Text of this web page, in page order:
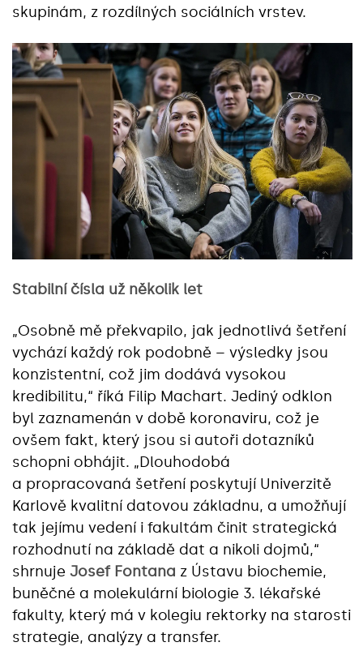
skupinám, z rozdílných sociálních vrstev.
Stabilní čísla už několik let
„Osobně mě překvapilo, jak jednotlivá šetření
vychází každý rok podobně – výsledky jsou
konzistentní, což jim dodává vysokou
kredibilitu,“ říká Filip Machart. Jediný odklon
byl zaznamenán v době koronaviru, což je
ovšem fakt, který jsou si autoři dotazníků
schopni obhájit. „Dlouhodobá
a propracovaná šetření poskytují Univerzitě
Karlově kvalitní datovou základnu, a umožňují
tak jejímu vedení i fakultám činit strategická
rozhodnutí na základě dat a nikoli dojmů,“
shrnuje Josef Fontana z Ústavu biochemie,
buněčné a molekulární biologie 3. lékařské
fakulty, který má v kolegiu rektorky na starosti
strategie, analýzy a transfer.